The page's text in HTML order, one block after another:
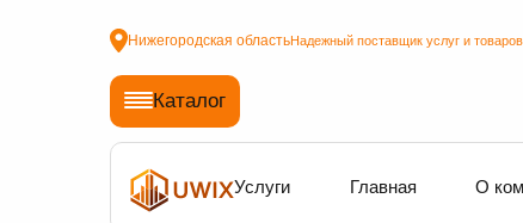
Нижегородская областьНадежный поставщик услуг и
Каталог
Услуги Главная О